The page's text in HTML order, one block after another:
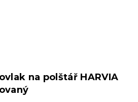
na polštář HARVIA